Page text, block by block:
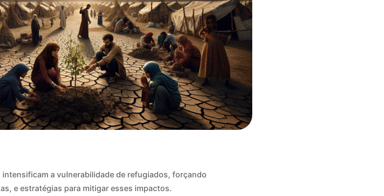
a vulnerabilidade de refugiados, forçando
e estratégias para mitigar esses impactos.